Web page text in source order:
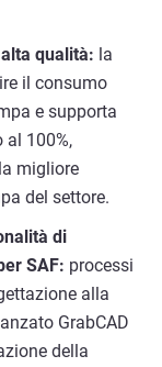
qualità: la
il consumo
e supporta
100%,
migliore
del settore.
di
SAF: processi
alla
GrabCAD
della